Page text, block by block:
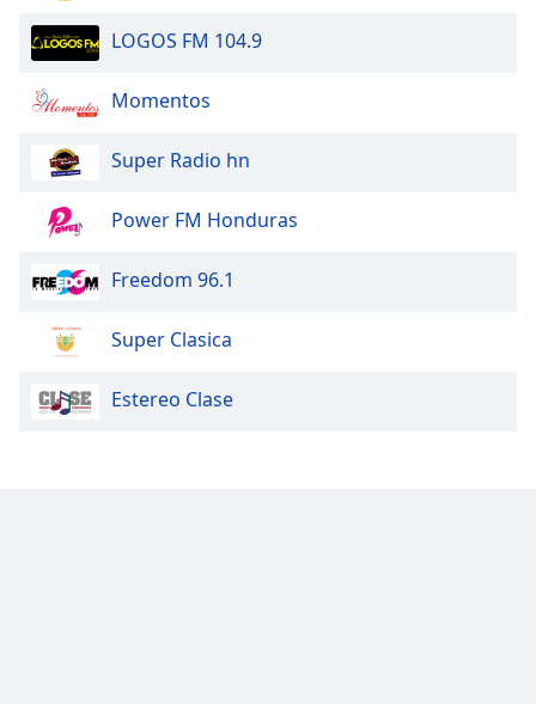
LOGOS FM 104.9
Momentos
Super Radio hn
Power FM Honduras
Freedom 96.1
Super Clasica
Estereo Clase